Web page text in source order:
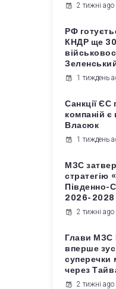
2 тижні ago
РФ
КНДР ще
1 тиждень
Санкції ЄС
компаній
Власюк
1 тиждень
МЗС
стратегію
Південно-
2026-2028
2 тижні ago
Глави МЗС
вперше
суперечки
через
2 тижні ago